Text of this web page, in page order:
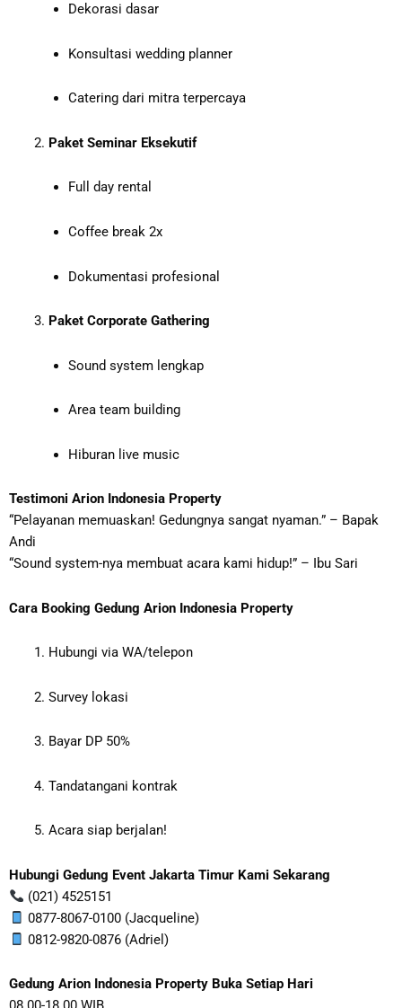
Dekorasi dasar
Konsultasi wedding planner
Catering dari mitra terpercaya
Paket Seminar Eksekutif
Full day rental
Coffee break 2x
Dokumentasi profesional
Paket Corporate Gathering
Sound system lengkap
Area team building
Hiburan live music
Testimoni Arion Indonesia Property
“Pelayanan memuaskan! Gedungnya sangat nyaman.” – Bapak
Andi
“Sound system-nya membuat acara kami hidup!” – Ibu Sari
Cara Booking Gedung Arion Indonesia Property
Hubungi via WA/telepon
Survey lokasi
Bayar DP 50%
Tandatangani kontrak
Acara siap berjalan!
Hubungi Gedung Event Jakarta Timur Kami Sekarang
(021) 4525151
0877-8067-0100 (Jacqueline)
0812-9820-0876 (Adriel)
Gedung Arion Indonesia Property Buka Setiap Hari